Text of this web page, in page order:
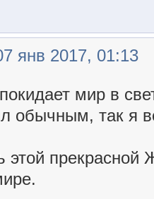
янв 2017, 01:13
мир в
обычным, так я
этой